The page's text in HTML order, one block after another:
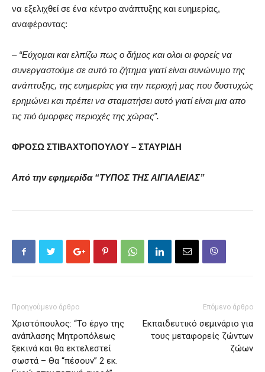
να εξελιχθεί σε ένα κέντρο ανάπτυξης και ευηµερίας,
αναφέροντας:
– “Εύχοµαι και ελπίζω πως ο δήµος και ολοι οι φορείς να
συνεργαστούµε σε αυτό το ζήτηµα γιατί είναι συνώνυµο της
ανάπτυξης, της ευηµερίας για την περιοχή µας που δυστυχώς
ερηµώνει και πρέπει να σταµατήσει αυτό γιατί είναι µια απο
τις πιό όµορφες περιοχές της χώρας”.
ΦΡΟΣΩ ΣΤΙΒΑΧΤΟΠΟΥΛΟΥ – ΣΤΑΥΡΙΔΗ
Από την εφημερίδα “ΤΥΠΟΣ ΤΗΣ ΑΙΓΙΑΛΕΙΑΣ”
Προηγούμενο άρθρο
Χριστόπουλος: “Το έργο της
ανάπλασης Μητροπόλεως
ξεκινά και θα εκτελεστεί
σωστά – Θα “πέσουν” 2 εκ.
Επόμενο άρθρο
Εκπαιδευτικό σεμινάριο για
τους μεταφορείς ζώντων
ζώων